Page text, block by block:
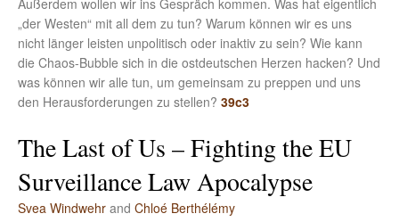
Außerdem wollen wir ins Gespräch kommen. Was hat eigentlich
„der Westen“ mit all dem zu tun? Warum können wir es uns
nicht länger leisten unpolitisch oder inaktiv zu sein? Wie kann
die Chaos-Bubble sich in die ostdeutschen Herzen hacken? Und
was können wir alle tun, um gemeinsam zu preppen und uns
den Herausforderungen zu stellen? 39c3
The Last of Us – Fighting the EU
Surveillance Law Apocalypse
Svea Windwehr and Chloé Berthélémy